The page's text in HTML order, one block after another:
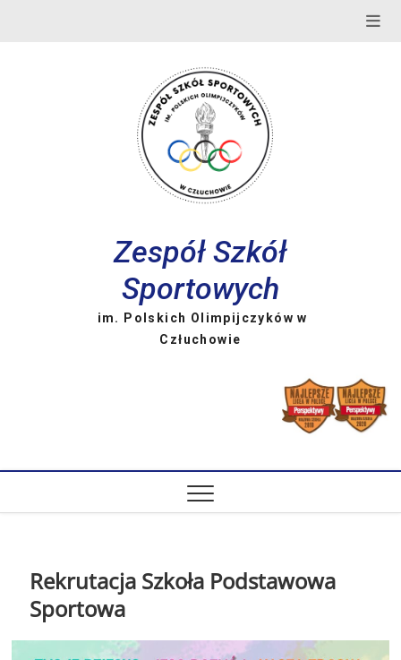
Zespół Szkół
Sportowych
im. Polskich Olimpijczyków w
Człuchowie
Rekrutacja Szkoła Podstawowa
Sportowa